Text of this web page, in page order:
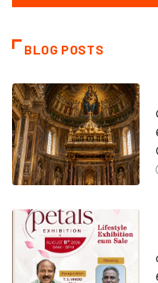
BLOG POSTS